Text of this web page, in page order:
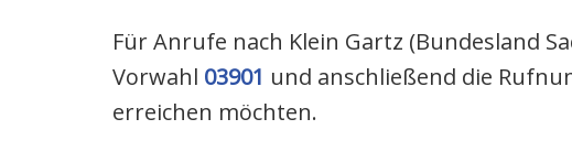
Für Anrufe nach Klein Gartz (Bundesland
Vorwahl 03901 und anschließend die
erreichen möchten.